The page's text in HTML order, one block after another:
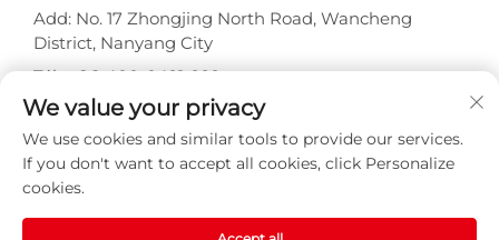
Add: No. 17 Zhongjing North Road, Wancheng
District, Nanyang City
Tél. :+86-400-0491-999
E-mail : [email protected]
Copyright © Nanyang Explosion Proof Weite Motor Co.,
Ltd. Tous droits réservés -Politique de confidentialité-
We value your privacy
We use cookies and similar tools to provide our services.
If you don't want to accept all cookies, click Personalize
cookies.